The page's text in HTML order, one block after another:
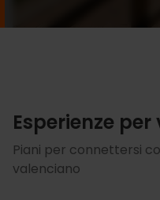
Esperienze
Piani per connettersi
valenciano